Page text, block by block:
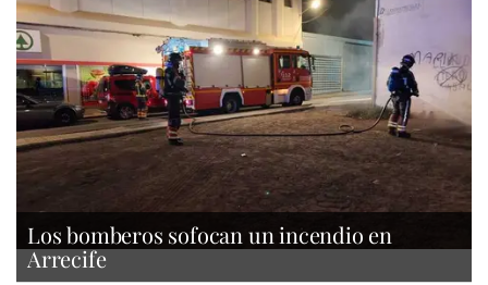
Los bomberos sofocan un incendio en
Arrecife